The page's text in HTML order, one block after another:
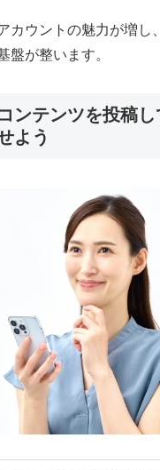
カウントの魅力が増し
盤が整います。
ンテンツを投稿
よう